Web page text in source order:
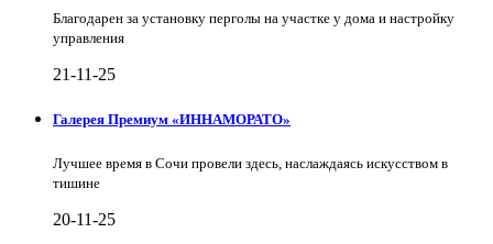
Благодарен за установку перголы на участке у дома и настройку
управления
21-11-25
Галерея Премиум «ИННАМОРАТО»
Лучшее время в Сочи провели здесь, наслаждаясь искусством в
тишине
20-11-25